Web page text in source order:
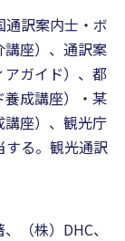
訳案内士・ボ
講座）、通訳案
ガイド）、都
成講座）・某
座）、観光庁
する。観光通訳
（株）DHC、